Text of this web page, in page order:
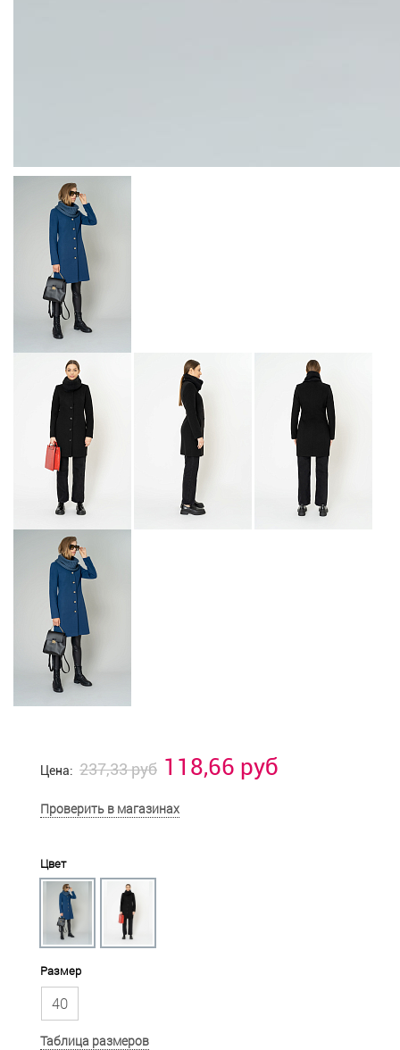
Цена: 237,33 руб 118,66 руб
Проверить в магазинах
Цвет
Размер
40
Таблица размеров